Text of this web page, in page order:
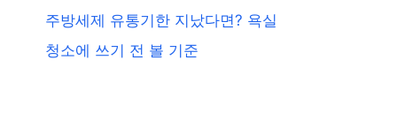
주방세제 유통기한 지났다면? 욕실
청소에 쓰기 전 볼 기준